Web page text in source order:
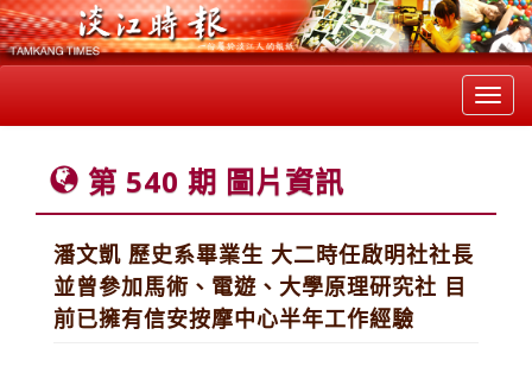
第 540 期 圖片資訊
潘文凱 歷史系畢業生 大二時任啟明社社長
並曾參加馬術、電遊、大學原理研究社 目
前已擁有信安按摩中心半年工作經驗